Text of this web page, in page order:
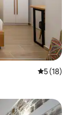
Ukadiriaji
5 (18)